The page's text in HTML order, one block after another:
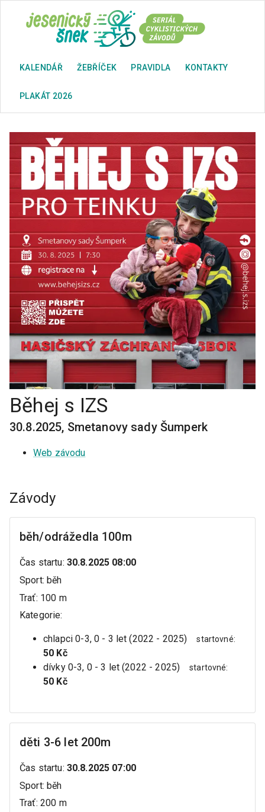
KALENDÁŘ ŽEBŘÍČEK PRAVIDLA KONTAKTY
PLAKÁT 2026
Běhej s IZS
30.8.2025, Smetanovy sady Šumperk
Web závodu
Závody
běh/odrážedla 100m
Čas startu: 30.8.2025 08:00
Sport:běh
Trať: 100 m
Kategorie:
chlapci 0-3, 0 - 3 let (2022 - 2025) startovné:
50 Kč
dívky 0-3, 0 - 3 let (2022 - 2025)
startovné:
50 Kč
děti 3-6 let 200m
Čas startu: 30.8.2025 07:00
Sport:běh
Trať: 200 m